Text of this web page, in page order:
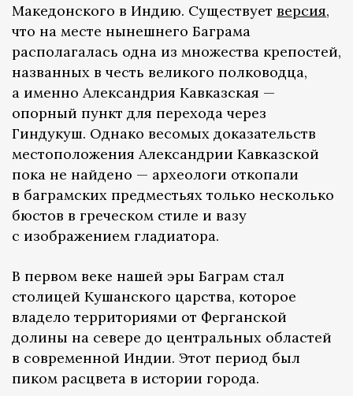
Македонского в Индию. Существует версия,
что на месте нынешнего Баграма
располагалась одна из множества крепостей,
названных в честь великого полководца,
а именно Александрия Кавказская —
опорный пункт для перехода через
Гиндукуш. Однако весомых доказательств
местоположения Александрии Кавказской
пока не найдено — археологи откопали
в баграмских предместьях только несколько
бюстов в греческом стиле и вазу
с изображением гладиатора.
В первом веке нашей эры Баграм стал
столицей Кушанского царства, которое
владело территориями от Ферганской
долины на севере до центральных областей
в современной Индии. Этот период был
пиком расцвета в истории города.